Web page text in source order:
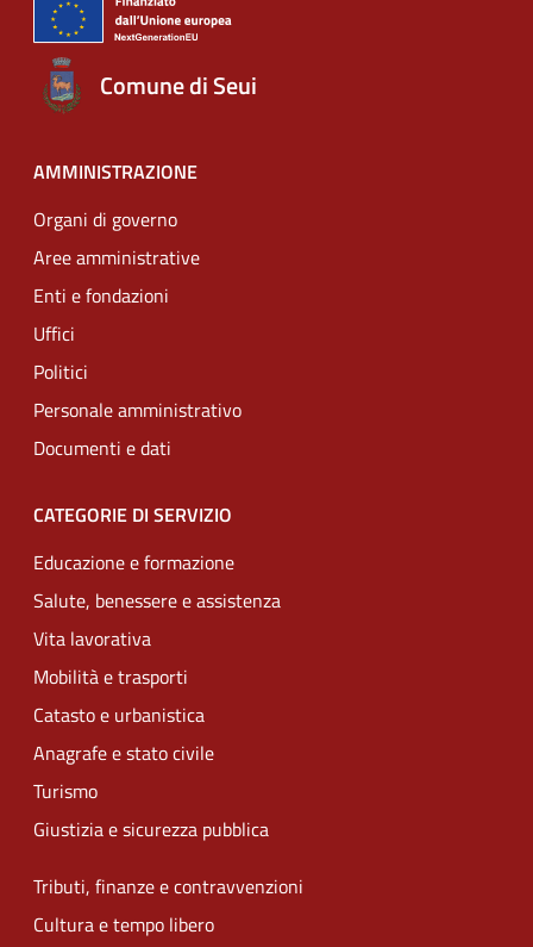
Comune di Seui
AMMINISTRAZIONE
Organi di governo
Aree amministrative
Enti e fondazioni
Uffici
Politici
Personale amministrativo
Documenti e dati
CATEGORIE DI SERVIZIO
Educazione e formazione
Salute, benessere e assistenza
Vita lavorativa
Mobilità e trasporti
Catasto e urbanistica
Anagrafe e stato civile
Turismo
Giustizia e sicurezza pubblica
Tributi, finanze e contravvenzioni
Cultura e tempo libero